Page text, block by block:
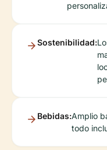
Sostenibilidad:
Bebidas:Amplio
todo